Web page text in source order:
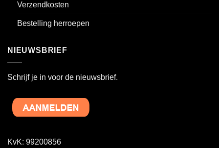
Verzendkosten
Bestelling herroepen
NIEUWSBRIEF
Schrijf je in voor de nieuwsbrief.
KvK: 99200856